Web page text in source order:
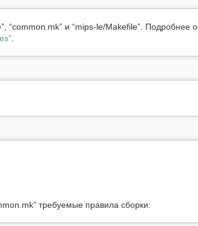
и “mips-le/Makefile”. Подробнее о
.
требуемые правила сборки: